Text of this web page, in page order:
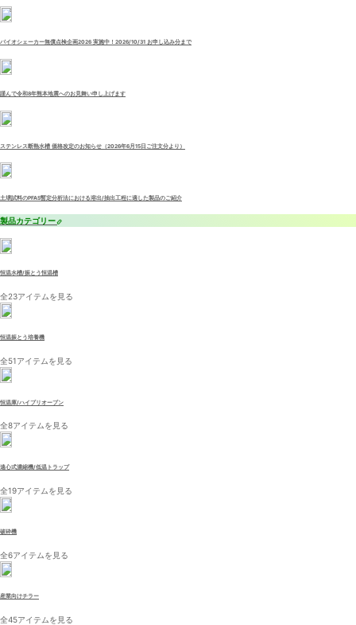
バイオシェーカー無償点検企画2026 実施中！2026/10/31 お申し込み分まで
謹んで令和8年熊本地震へのお見舞い申し上げます
ステンレス断熱水槽 価格改定のお知らせ（2026年6月15日ご注文分より）
土壌試料のPFAS暫定分析法における溶出/抽出工程に適した製品のご紹介
製品カテゴリー
恒温水槽/振とう恒温槽
全23アイテムを見る
恒温振とう培養機
全51アイテムを見る
恒温庫/ハイブリオーブン
全8アイテムを見る
遠心式濃縮機/低温トラップ
全19アイテムを見る
破砕機
全6アイテムを見る
産業向けチラー
全45アイテムを見る